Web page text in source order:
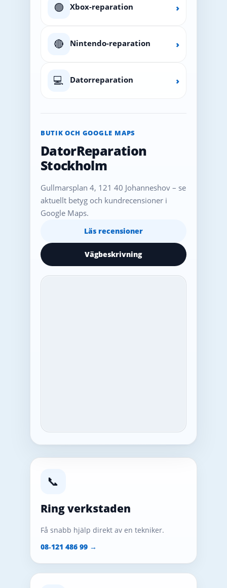
🟢 Xbox-reparation ›
🔴 Nintendo-reparation ›
💻 Datorreparation ›
BUTIK OCH GOOGLE MAPS
DatorReparation
Stockholm
Gullmarsplan 4, 121 40 Johanneshov – se
aktuellt betyg och kundrecensioner i
Google Maps.
Läs recensioner
Vägbeskrivning
📞
Ring verkstaden
Få snabb hjälp direkt av en tekniker.
08‑121 486 99 →